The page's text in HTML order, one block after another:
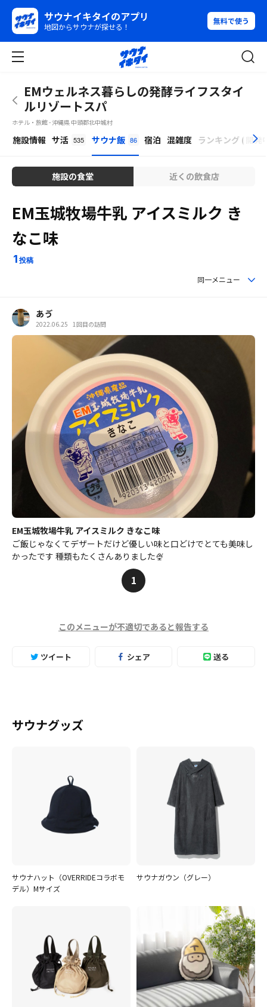
サウナイキタイのアプリ
地図からサウナが探せる！
無料で使う
EMウェルネス暮らしの発酵ライフスタイ
ルリゾートスパ
ホテル・旅館 - 沖縄県 中頭郡北中城村
施設情報 サ活 535 サウナ飯 86 宿泊 混雑度 ランキング ( 開発
施設の食堂 近くの飲食店
EM玉城牧場牛乳 アイスミルク き
なこ味
1 投稿
同一メニュー
あゔ
2022.06.25 1回目の訪問
EM玉城牧場牛乳 アイスミルク きなこ味
ご飯じゃなくてデザートだけど優しい味と口どけでとても美味し
かったです 種類もたくさんありました🍨
1
このメニューが不適切であると報告する
ツイート シェア 送る
サウナグッズ
サウナハット（OVERRIDEコラボモ
デル）Mサイズ
サウナガウン（グレー）